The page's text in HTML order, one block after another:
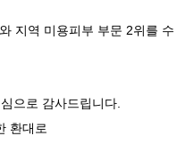
지역 미용피부 부문 2위를 수
으로 감사드립니다.
환대로